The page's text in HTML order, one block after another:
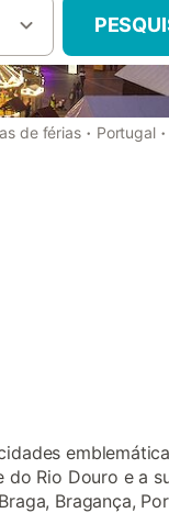
de férias · Portugal ·
Rio Douro e a
Bragança,